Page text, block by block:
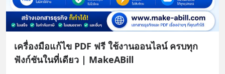
เครื่องมือแก้ไข PDF ฟรี ใช้งานออนไลน์ ครบทุก
ฟังก์ชันในที่เดียว | MakeABill